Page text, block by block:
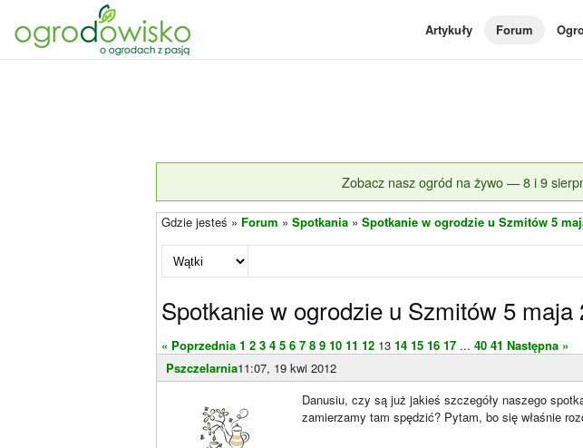
Artykuły Forum
Zobacz nasz ogród na żywo — 8 i 9
Gdzie jesteś » Forum » Spotkania » Spotkanie w ogrodzie u Szmitów 5
Spotkanie w ogrodzie u Szmitów 5 maja
« Poprzednia 1 2 3 4 5 6 7 8 9 10 11 12 13 14 15 16 17 ... 40 41 Następna »
Pszczelarnia11:07, 19 kwi 2012
Danusiu, czy są już jakieś szczegóły naszego
zamierzamy tam spędzić? Pytam, bo się właśnie